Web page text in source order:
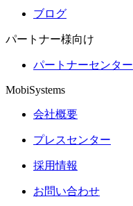
ブログ
パートナー様向け
パートナーセンター
MobiSystems
会社概要
プレスセンター
採用情報
お問い合わせ